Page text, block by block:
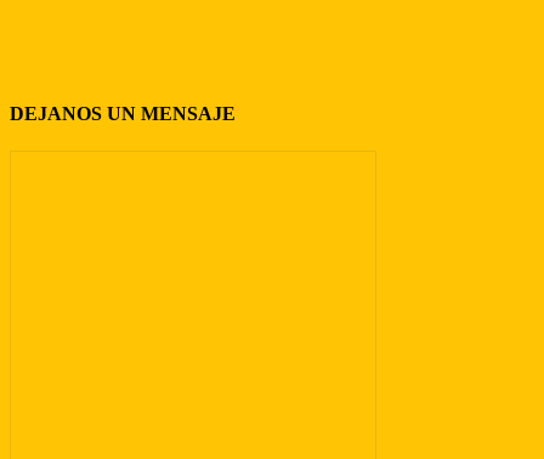
DEJANOS UN MENSAJE